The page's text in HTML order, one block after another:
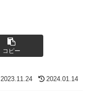
コピー
2023.11.24 2024.01.14